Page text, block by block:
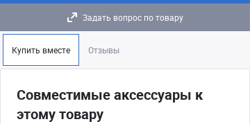
Задать вопрос по товару
Купить вместе Отзывы
Совместимые аксессуары к
этому товару